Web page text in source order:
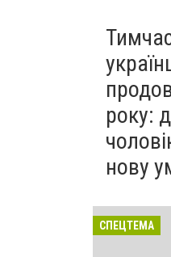
року:
нову
СПЕЦТЕМА